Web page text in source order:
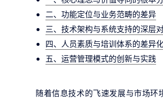
二、功能定位与业务范畴的差异
三、技术架构与系统支持的深层
四、人员素质与培训体系的差异
五、运营管理模式的创新与实践
随着信息技术的飞速发展与市场